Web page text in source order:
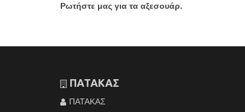
Ρωτήστε μας για τα αξεσουάρ.
ΠΑΤΑΚΑΣ
ΠΑΤΑΚΑΣ